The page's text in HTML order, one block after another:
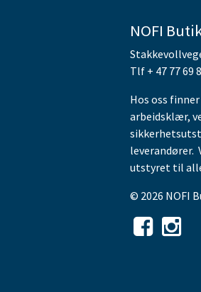
NOFI
Tlf + 47 77 69
Hos oss
arbeidsklær,
leverandører.
utstyret til
© 2026 NOFI